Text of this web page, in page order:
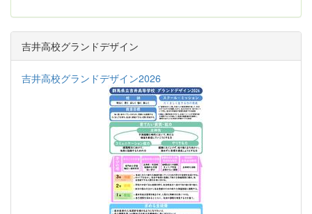
吉井高校グランドデザイン
吉井高校グランドデザイン2026